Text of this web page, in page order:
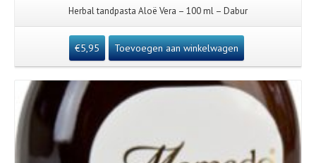
Herbal tandpasta Aloë Vera – 100 ml – Dabur
€5,95 Toevoegen aan winkelwagen